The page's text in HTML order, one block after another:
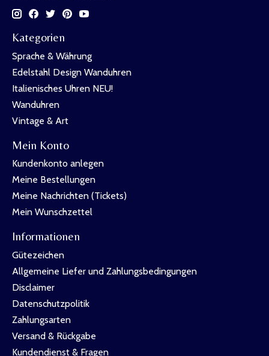
Kategorien
Sprache & Währung
Edelstahl Design Wanduhren
Italienisches Uhren NEU!
Wanduhren
Vintage & Art
Mein Konto
Kundenkonto anlegen
Meine Bestellungen
Meine Nachrichten (Tickets)
Mein Wunschzettel
Informationen
Gütezeichen
Allgemeine Liefer und Zahlungsbedingungen
Disclaimer
Datenschutzpolitik
Zahlungsarten
Versand & Rückgabe
Kundendienst & Fragen